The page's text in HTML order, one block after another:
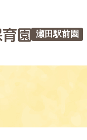
瀬田駅前園